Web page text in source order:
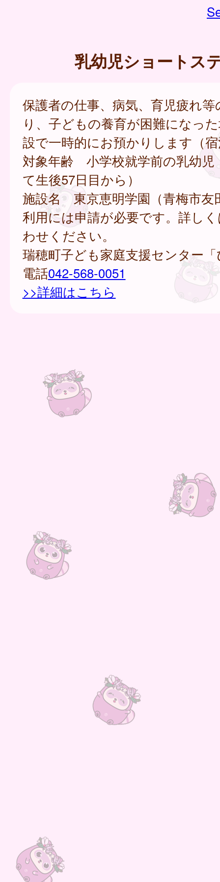
乳幼児ショートス
保護者の仕事、病気、育児疲れ
り、子どもの養育が困難になっ
設で一時的にお預かりします（
対象年齢 小学校就学前の乳幼児
て生後57日目から）
施設名 東京恵明学園（青梅市友
利用には申請が必要です。詳し
わせください。
瑞穂町子ども家庭支援センター
電話042-568-0051
>>詳細はこちら